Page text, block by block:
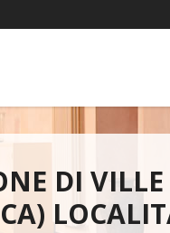
DI